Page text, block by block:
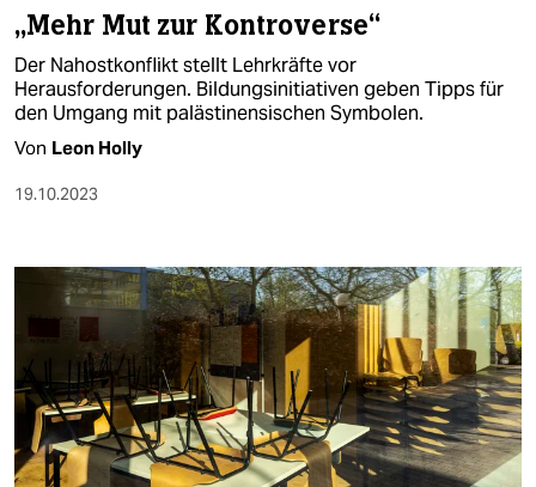
„Mehr Mut zur Kontroverse“
Der Nahostkonflikt stellt Lehrkräfte vor
Herausforderungen. Bildungsinitiativen geben Tipps für
den Umgang mit palästinensischen Symbolen.
Von Leon Holly
19.10.2023